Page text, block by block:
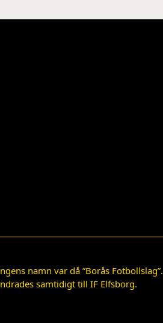
namn var då ”Borås Fotbollslag”.
samtidigt till IF Elfsborg.